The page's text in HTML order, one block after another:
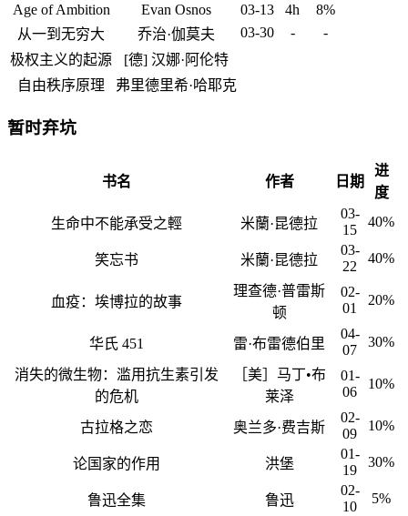
Age of Ambition
Evan Osnos 03-13 4h
8%
从一到无穷大
乔治·伽莫夫 03-30 -
-
极权主义的起源
[德] 汉娜·阿伦特
自由秩序原理
弗里德里希·哈耶克
暂时弃坑
书名 作者 日期
进
度
生命中不能承受之輕
米蘭·昆德拉
03-
15
40%
笑忘书 米蘭·昆德拉
03-
22
40%
血疫：埃博拉的故事
理查德·普雷斯
顿
02-
01
20%
华氏 451 雷·布雷德伯里
04-
07
30%
消失的微生物：滥用抗生素引发
的危机
［美］马丁•布
莱泽
01-
06
10%
古拉格之恋 奥兰多·费吉斯
02-
09
10%
论国家的作用 洪堡
01-
19
30%
鲁迅全集 鲁迅
02-
10
5%